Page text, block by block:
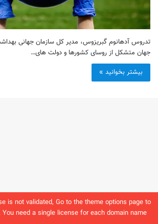
is not validated, Go to the theme options page to
need a single license for each domain name.
جهان متشکل از روسای کشورها و دولت های…
بیشتر بخوانید »